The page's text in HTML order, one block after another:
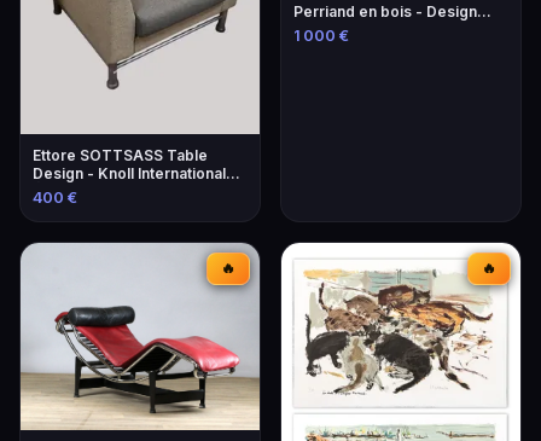
Ettore SOTTSASS Table
Design - Knoll International
Éditeur
400 €
Perriand en bois - Design
iconique
1 000 €
🔥 🔥